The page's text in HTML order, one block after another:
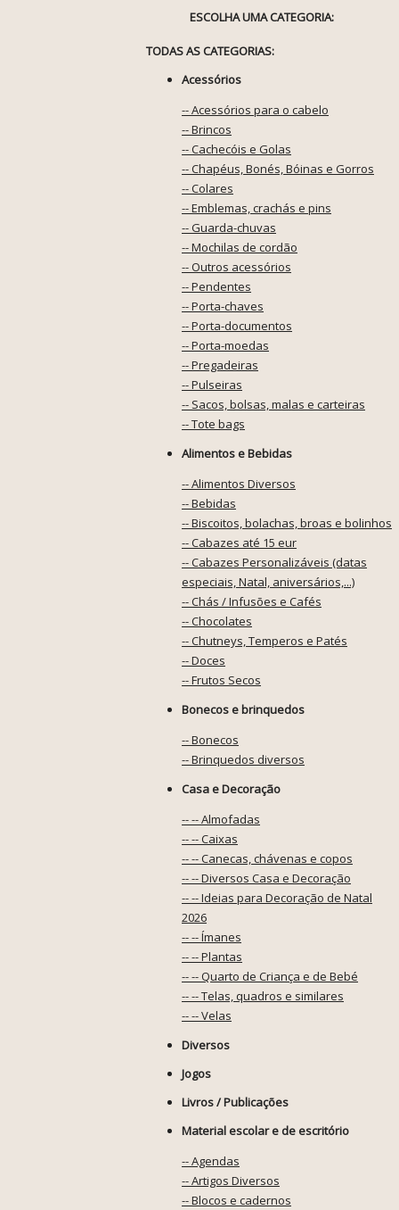
ESCOLHA UMA CATEGORIA:
TODAS AS CATEGORIAS:
Acessórios
-- Acessórios para o cabelo
-- Brincos
-- Cachecóis e Golas
-- Chapéus, Bonés, Bóinas e Gorros
-- Colares
-- Emblemas, crachás e pins
-- Guarda-chuvas
-- Mochilas de cordão
-- Outros acessórios
-- Pendentes
-- Porta-chaves
-- Porta-documentos
-- Porta-moedas
-- Pregadeiras
-- Pulseiras
-- Sacos, bolsas, malas e carteiras
-- Tote bags
Alimentos e Bebidas
-- Alimentos Diversos
-- Bebidas
-- Biscoitos, bolachas, broas e bolinhos
-- Cabazes até 15 eur
-- Cabazes Personalizáveis (datas
especiais, Natal, aniversários,...)
-- Chás / Infusões e Cafés
-- Chocolates
-- Chutneys, Temperos e Patés
-- Doces
-- Frutos Secos
Bonecos e brinquedos
-- Bonecos
-- Brinquedos diversos
Casa e Decoração
-- -- Almofadas
-- -- Caixas
-- -- Canecas, chávenas e copos
-- -- Diversos Casa e Decoração
-- -- Ideias para Decoração de Natal
2026
-- -- Ímanes
-- -- Plantas
-- -- Quarto de Criança e de Bebé
-- -- Telas, quadros e similares
-- -- Velas
Diversos
Jogos
Livros / Publicações
Material escolar e de escritório
-- Agendas
-- Artigos Diversos
-- Blocos e cadernos